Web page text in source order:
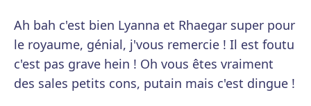
Ah bah c'est bien Lyanna et Rhaegar super pour
le royaume, génial, j'vous remercie ! Il est foutu
c'est pas grave hein ! Oh vous êtes vraiment
des sales petits cons, putain mais c'est dingue !